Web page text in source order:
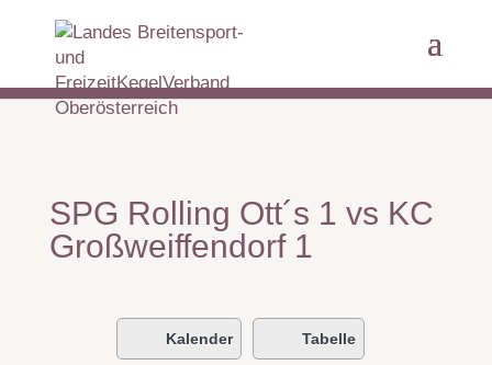
SPG Rolling Ott´s 1 vs KC
Großweiffendorf 1
Kalender Tabelle